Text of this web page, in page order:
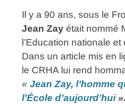
Il y a 90 ans, sous le
Jean Zay était nommé
l’Education nationale
Dans un article mis en
le CRHA lui rend
« Jean Zay, l’homme
l’École d’aujourd’hui».